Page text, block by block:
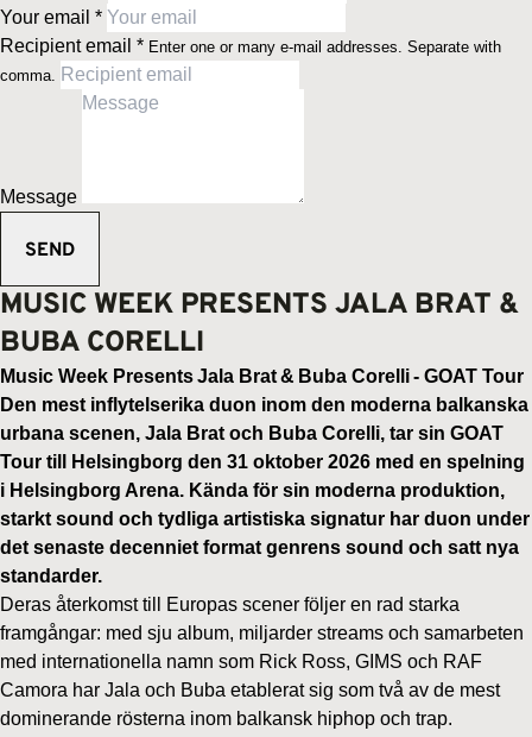
Your email *
Recipient email * Enter one or many e-mail addresses. Separate with
comma.
Message
MUSIC WEEK PRESENTS JALA BRAT &
BUBA CORELLI
Music Week Presents Jala Brat & Buba Corelli - GOAT Tour
Den mest inflytelserika duon inom den moderna balkanska
urbana scenen, Jala Brat och Buba Corelli, tar sin GOAT
Tour till Helsingborg den 31 oktober 2026 med en spelning
i Helsingborg Arena. Kända för sin moderna produktion,
starkt sound och tydliga artistiska signatur har duon under
det senaste decenniet format genrens sound och satt nya
standarder.
Deras återkomst till Europas scener följer en rad starka
framgångar: med sju album, miljarder streams och samarbeten
med internationella namn som Rick Ross, GIMS och RAF
Camora har Jala och Buba etablerat sig som två av de mest
dominerande rösterna inom balkansk hiphop och trap.